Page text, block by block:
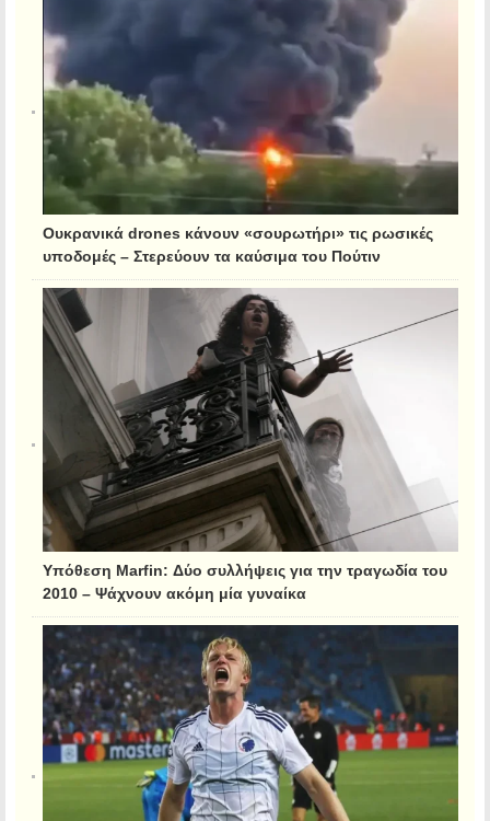
Ουκρανικά drones κάνουν «σουρωτήρι» τις ρωσικές
υποδομές – Στερεύουν τα καύσιμα του Πούτιν
Υπόθεση Marfin: Δύο συλλήψεις για την τραγωδία του
2010 – Ψάχνουν ακόμη μία γυναίκα